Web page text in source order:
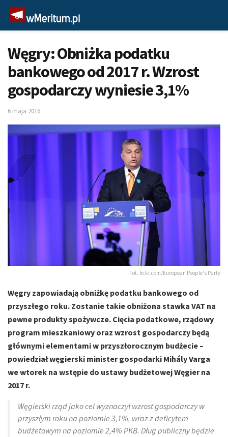
Węgry: Obniżka podatku
bankowego od 2017 r. Wzrost
gospodarczy wyniesie 3,1%
6 maja 2016
Fot. fickr.com/European People's Party
Węgry zapowiadają obniżkę podatku bankowego od
przyszłego roku. Zostanie takie obniżona stawka VAT na
pewne produkty spożywcze. Cięcia podatkowe, rządowy
program mieszkaniowy oraz wzrost gospodarczy będą
głównymi elementami w przyszłorocznym budżecie –
powiedział węgierski minister gospodarki Mihály Varga
we wtorek na wstępie do ustawy budżetowej Węgier na
2017 r.
Węgierski rząd jako cel wyznaczył wzrost gospodarczy w
przyszłym roku na poziomie 3,1%, wraz z deficytem
budżetowym na poziomie 2,4% PKB. Dług publiczny będzie